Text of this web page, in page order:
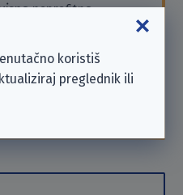
neprofitna
s ovdje navedenim
poslati zahtjev, obrati
slučajevima ne
koristiš
preglednik ili